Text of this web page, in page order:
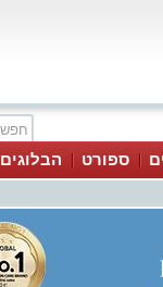
ספורט הבלוגים